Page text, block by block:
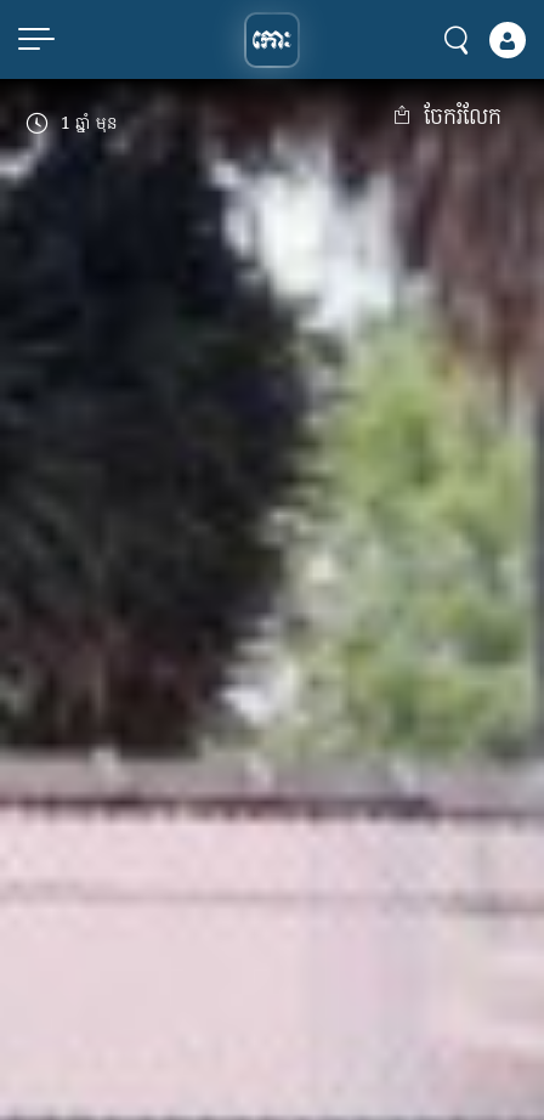
ចែករំលែក
1 ឆ្នាំ មុន